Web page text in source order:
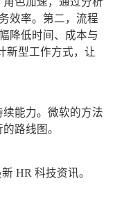
效率。第二，流程
降低时间、成本与
新型工作方式，让
能力。微软的方法
路线图。
HR 科技资讯。